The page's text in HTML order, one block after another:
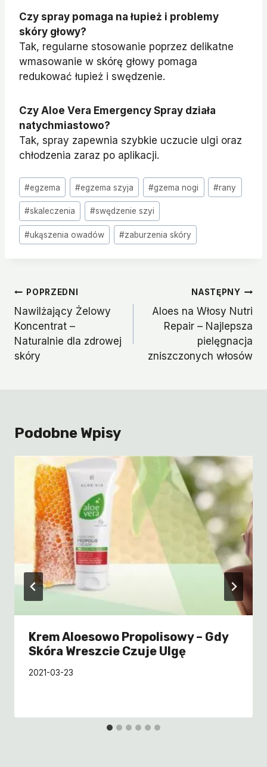
Czy spray pomaga na łupież i problemy
skóry głowy?
Tak, regularne stosowanie poprzez delikatne
wmasowanie w skórę głowy pomaga
redukować łupież i swędzenie.
Czy Aloe Vera Emergency Spray działa
natychmiastowo?
Tak, spray zapewnia szybkie uczucie ulgi oraz
chłodzenia zaraz po aplikacji.
Tagi
wpisu:
#egzema #egzema szyja #gzema nogi #rany
#skaleczenia #swędzenie szyi
#ukąszenia owadów #zaburzenia skóry
Nawigacja
Wpisu
POPRZEDNI
Nawilżający Żelowy
Koncentrat –
Naturalnie dla zdrowej
skóry
NASTĘPNY
Aloes na Włosy Nutri
Repair – Najlepsza
pielęgnacja
zniszczonych włosów
Podobne Wpisy
Krem Aloesowo Propolisowy – Gdy
Skóra Wreszcie Czuje Ulgę
2021-03-23